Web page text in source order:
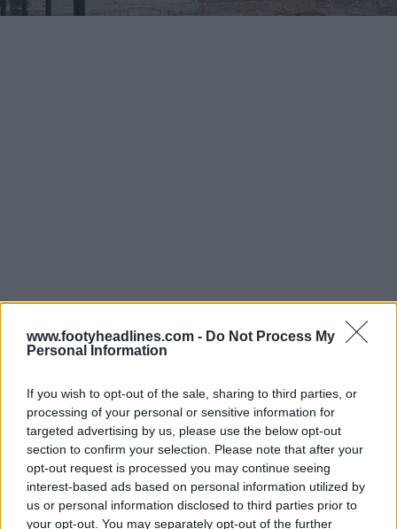
www.footyheadlines.com - Do Not Process My
Personal Information
If you wish to opt-out of the sale, sharing to third parties, or
processing of your personal or sensitive information for
targeted advertising by us, please use the below opt-out
section to confirm your selection. Please note that after your
opt-out request is processed you may continue seeing
interest-based ads based on personal information utilized by
us or personal information disclosed to third parties prior to
your opt-out. You may separately opt-out of the further
Les trois bandes sur les épaules, les panneaux latéraux
et le col sont tous noirs, tandis que les logos et les